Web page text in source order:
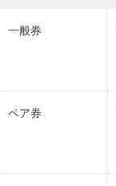
一般券
ペア券